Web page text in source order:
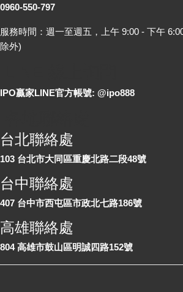
0960-550-797
服務時間：週一至週五，上午 9:00 - 下午
除外)
IPO贏家LINE官方帳號: @ipo888
台北聯絡處
103 台北市大同區重慶北路二段48號
台中聯絡處
407 台中市西屯區市政北七路186號
高雄聯絡處
804 高雄市鼓山區明誠四路152號